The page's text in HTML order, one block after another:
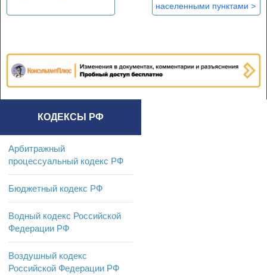
населенными пунктами >
КОДЕКСЫ РФ
Арбитражный
процессуальный кодекс РФ
Бюджетный кодекс РФ
Водный кодекс Российской
Федерации РФ
Воздушный кодекс
Российской Федерации РФ